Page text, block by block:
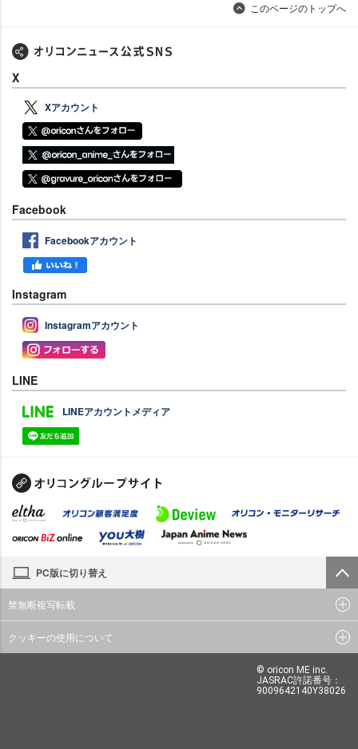
このページのトップへ
X
Xアカウント
Facebook
Facebookアカウント
Instagram
Instagramアカウント
LINE
LINEアカウントメディア
PC版に切り替え
禁無断複写転載
クッキーの使用について
© oricon ME inc.
JASRAC許諾番号：
9009642140Y38026